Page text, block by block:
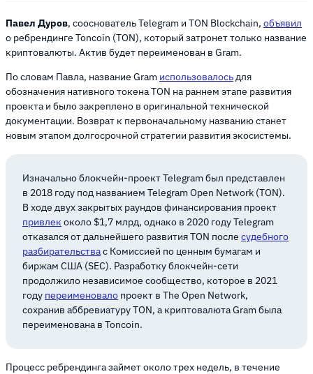
Павел Дуров, сооснователь Telegram и TON Blockchain, объявил
о ребрендинге Toncoin (TON), который затронет только название
криптовалюты. Актив будет переименован в Gram.
По словам Павла, название Gram использовалосьдля
обозначения нативного токена TON на раннем этапе развития
проекта и было закреплено в оригинальной технической
документации. Возврат к первоначальному названию станет
новым этапом долгосрочной стратегии развития экосистемы.
Изначально блокчейн-проект Telegram был представлен
в 2018 году под названием Telegram Open Network (TON).
В ходе двух закрытых раундов финансирования проект
привлекоколо $1,7 млрд, однако в 2020 году Telegram
отказался от дальнейшего развития TON после судебного
разбирательствас Комиссией по ценным бумагам и
биржам США (SEC). Разработку блокчейн-сети
продолжило независимое сообщество, которое в 2021
году переименовало проект в The Open Network,
сохранив аббревиатуру TON, а криптовалюта Gram была
переименована в Toncoin.
Процесс ребрендинга займет около трех недель, в течение